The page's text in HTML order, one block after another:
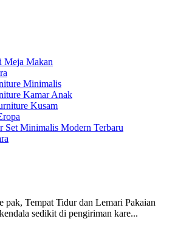
Meja Makan
Minimalis
Kamar Anak
Kusam
Set Minimalis Modern Terbaru
pak, Tempat Tidur dan Lemari Pakaian
sedikit di pengiriman kare...